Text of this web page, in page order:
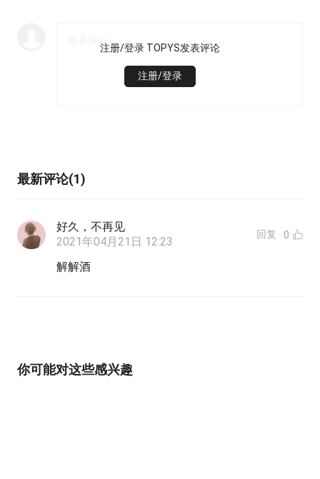
注册/登录 TOPYS发表评论
注册/登录
最新评论(1)
好久，不再见
2021年04月21日 12:23
回复 0
解解酒
你可能对这些感兴趣